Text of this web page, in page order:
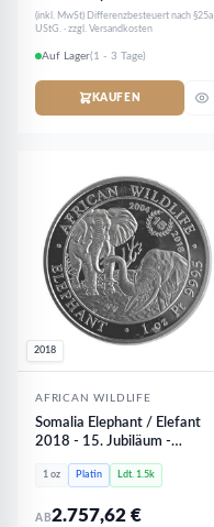
(inkl. MwSt) Differenzbesteuert nach §25a
UStG. · zzgl. Versandkosten
Auf Lager(1 - 3 Tage)
KAUFEN
2018
AFRICAN WILDLIFE
Somalia Elephant / Elefant
2018 - 15. Jubiläum -
African Wildlife | 1 oz Platin
1 oz Platin Ldt. 1.5k
AB2.757,62€